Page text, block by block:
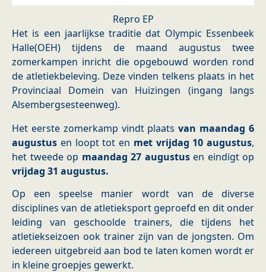
Repro EP
Het is een jaarlijkse traditie dat Olympic Essenbeek
Halle(OEH) tijdens de maand augustus twee
zomerkampen inricht die opgebouwd worden rond
de atletiekbeleving. Deze vinden telkens plaats in het
Provinciaal Domein van Huizingen (ingang langs
Alsembergsesteenweg).
Het eerste zomerkamp vindt plaatsvan maandag 6
augustus en loopt tot en met vrijdag 10 augustus,
het tweede op maandag 27 augustusen eindigt op
vrijdag 31 augustus.
Op een speelse manier wordt van de diverse
disciplines van de atletieksport geproefd en dit onder
leiding van geschoolde trainers, die tijdens het
atletiekseizoen ook trainer zijn van de jongsten. Om
iedereen uitgebreid aan bod te laten komen wordt er
in kleine groepjes gewerkt.